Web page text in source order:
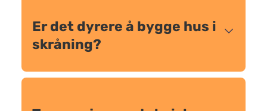
Er det dyrere å bygge hus i
skråning?